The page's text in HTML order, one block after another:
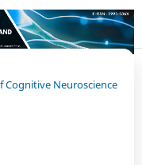
Cognitive Neuroscience